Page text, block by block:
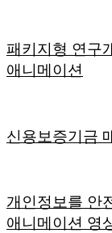
패키지형 연구
애니메이션
신용보증기금
개인정보를 안
애니메이션 영